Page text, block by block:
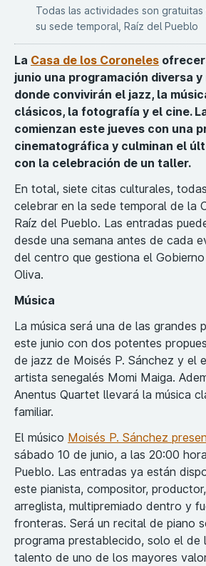
Todas las actividades son
su sede temporal, Raíz del Pueblo
La Casa de los Coroneles
junio una programación diversa
donde convivirán el jazz, la
clásicos, la fotografía y el cine.
comienzan este jueves con una
cinematográfica y culminan el
con la celebración de un taller.
En total, siete citas culturales,
celebrar en la sede temporal de la
Raíz del Pueblo. Las entradas
desde una semana antes de cada
del centro que gestiona el
Oliva.
Música
La música será una de las grandes
este junio con dos potentes
de jazz de Moisés P. Sánchez y el
artista senegalés Momi Maiga.
Anentus Quartet llevará la música
familiar.
El músico Moisés P. Sánchez
sábado 10 de junio, a las 20:00
Pueblo. Las entradas ya están
este pianista, compositor,
arreglista, multipremiado dentro y
fronteras. Será un recital de piano
programa prestablecido, solo el de
talento de uno de los mayores